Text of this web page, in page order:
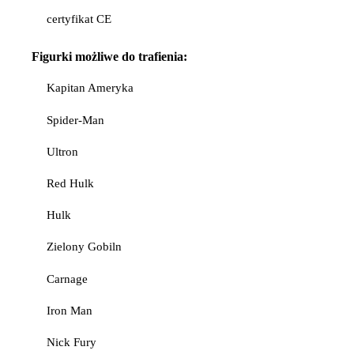
certyfikat CE
Figurki możliwe do trafienia:
Kapitan Ameryka
Spider-Man
Ultron
Red Hulk
Hulk
Zielony Gobiln
Carnage
Iron Man
Nick Fury